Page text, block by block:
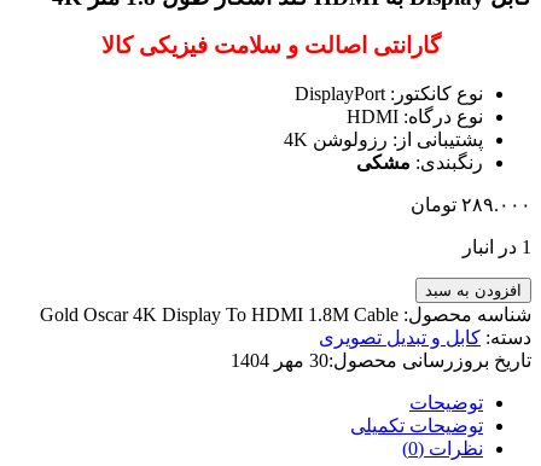
گارانتی اصالت و سلامت فیزیکی کالا
نوع کانکتور: DisplayPort
نوع درگاه: HDMI
پشتیبانی از: رزولوشن 4K
رنگبندی: مشکی
۲۸۹.۰۰۰ تومان
1 در انبار
افزودن به سبد
شناسه محصول: Gold Oscar 4K Display To HDMI 1.8M Cable
دسته: کابل و تبدیل تصویری
تاریخ بروزرسانی محصول:30 مهر 1404
توضیحات
توضیحات تکمیلی
نظرات (0)